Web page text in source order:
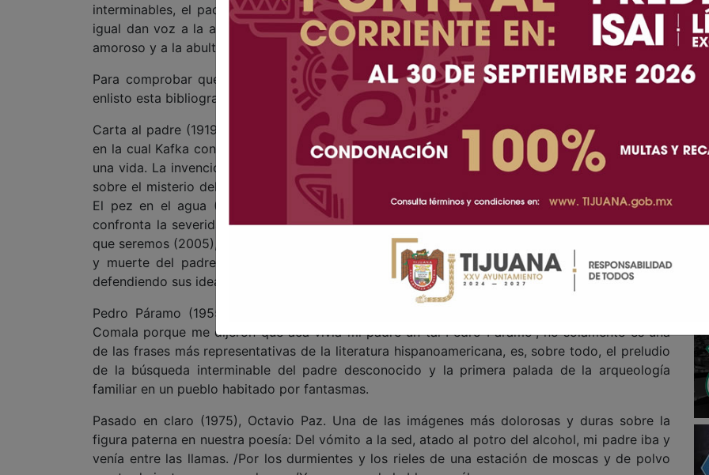
interminables, el padre encuentra su revancha en las librerías. Ahí abundan los libros que por
igual dan voz a la alabanza como al reclamo, al homenaje y al ajuste de cuentas, al recuerdo
amoroso y a la abultada factura emocional largamente postergada.
Para comprobar que los errores o aciertos del viejo de la casa generan material de lectura,
enlisto esta bibliografía mínima:
Carta al padre (1919), Franz Kafka. El gran ajuste de cuentas literario. Misiva dolorosa y lúcida
en la cual Kafka convierte la figura paterna en una presencia monumental que condiciona toda
una vida. La invención de la soledad (1982), Paul Auster. Espléndida meditación autobiográfica
sobre el misterio del padre, la ausencia y la distancia que puede habitar dentro de una familia.
El pez en el agua (1993), Mario Vargas Llosa. Las Memorias del Nobel peruano en el cual
confronta la severidad del padre opuesto a la temprana vocación literaria del autor. El olvido
que seremos (2005), Héctor Abad Faciolince. Una elegía conmovedora y luminosa sobre la vida
y muerte del padre. La reconstrucción amorosa de un médico ejemplar que pierde la vida
defendiendo sus ideales.
Pedro Páramo (1955), Juan Rulfo. Una de las grandes novelas de nuestra lengua. “Vine a
Comala porque me dijeron que acá vivía mi padre un tal Pedro Páramo”, no solamente es una
de las frases más representativas de la literatura hispanoamericana, es, sobre todo, el preludio
de la búsqueda interminable del padre desconocido y la primera palada de la arqueología
familiar en un pueblo habitado por fantasmas.
Pasado en claro (1975), Octavio Paz. Una de las imágenes más dolorosas y duras sobre la
figura paterna en nuestra poesía: Del vómito a la sed, atado al potro del alcohol, mi padre iba y
venía entre las llamas. /Por los durmientes y los rieles de una estación de moscas y de polvo